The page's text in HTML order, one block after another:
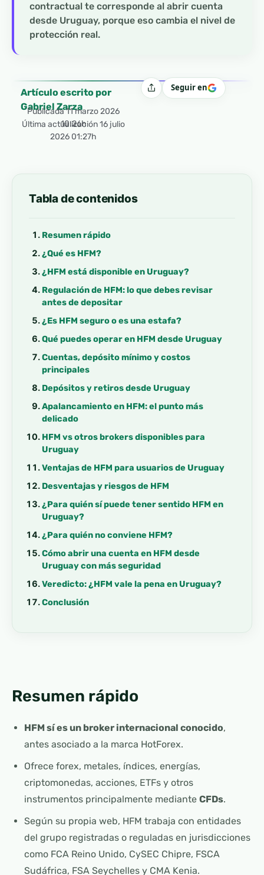
contractual te corresponde al abrir cuenta
desde Uruguay, porque eso cambia el nivel de
protección real.
Artículo escrito por
Gabriel Zarza
Publicada11 marzo 2026
10:26h
Última actualización 16 julio
2026 01:27h
CompartirSeguir en
Tabla de contenidos
Resumen rápido
¿Qué es HFM?
¿HFM está disponible en Uruguay?
Regulación de HFM: lo que debes revisar
antes de depositar
¿Es HFM seguro o es una estafa?
Qué puedes operar en HFM desde Uruguay
Cuentas, depósito mínimo y costos
principales
Depósitos y retiros desde Uruguay
Apalancamiento en HFM: el punto más
delicado
HFM vs otros brokers disponibles para
Uruguay
Ventajas de HFM para usuarios de Uruguay
Desventajas y riesgos de HFM
¿Para quién sí puede tener sentido HFM en
Uruguay?
¿Para quién no conviene HFM?
Cómo abrir una cuenta en HFM desde
Uruguay con más seguridad
Veredicto: ¿HFM vale la pena en Uruguay?
Conclusión
Resumen rápido
HFM sí es un broker internacional conocido,
antes asociado a la marca HotForex.
Ofrece forex, metales, índices, energías,
criptomonedas, acciones, ETFs y otros
instrumentos principalmente mediante CFDs.
Según su propia web, HFM trabaja con entidades
del grupo registradas o reguladas en jurisdicciones
como FCA Reino Unido, CySEC Chipre, FSCA
Sudáfrica, FSA Seychelles y CMA Kenia.